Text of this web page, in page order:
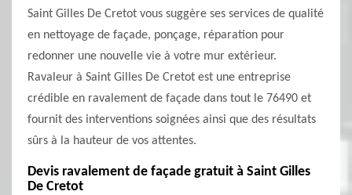
Saint Gilles De Cretot vous suggère ses services de qualité
en nettoyage de façade, ponçage, réparation pour
redonner une nouvelle vie à votre mur extérieur.
Ravaleur à Saint Gilles De Cretot est une entreprise
crédible en ravalement de façade dans tout le 76490 et
fournit des interventions soignées ainsi que des résultats
sûrs à la hauteur de vos attentes.
Devis ravalement de façade gratuit à Saint Gilles
De Cretot